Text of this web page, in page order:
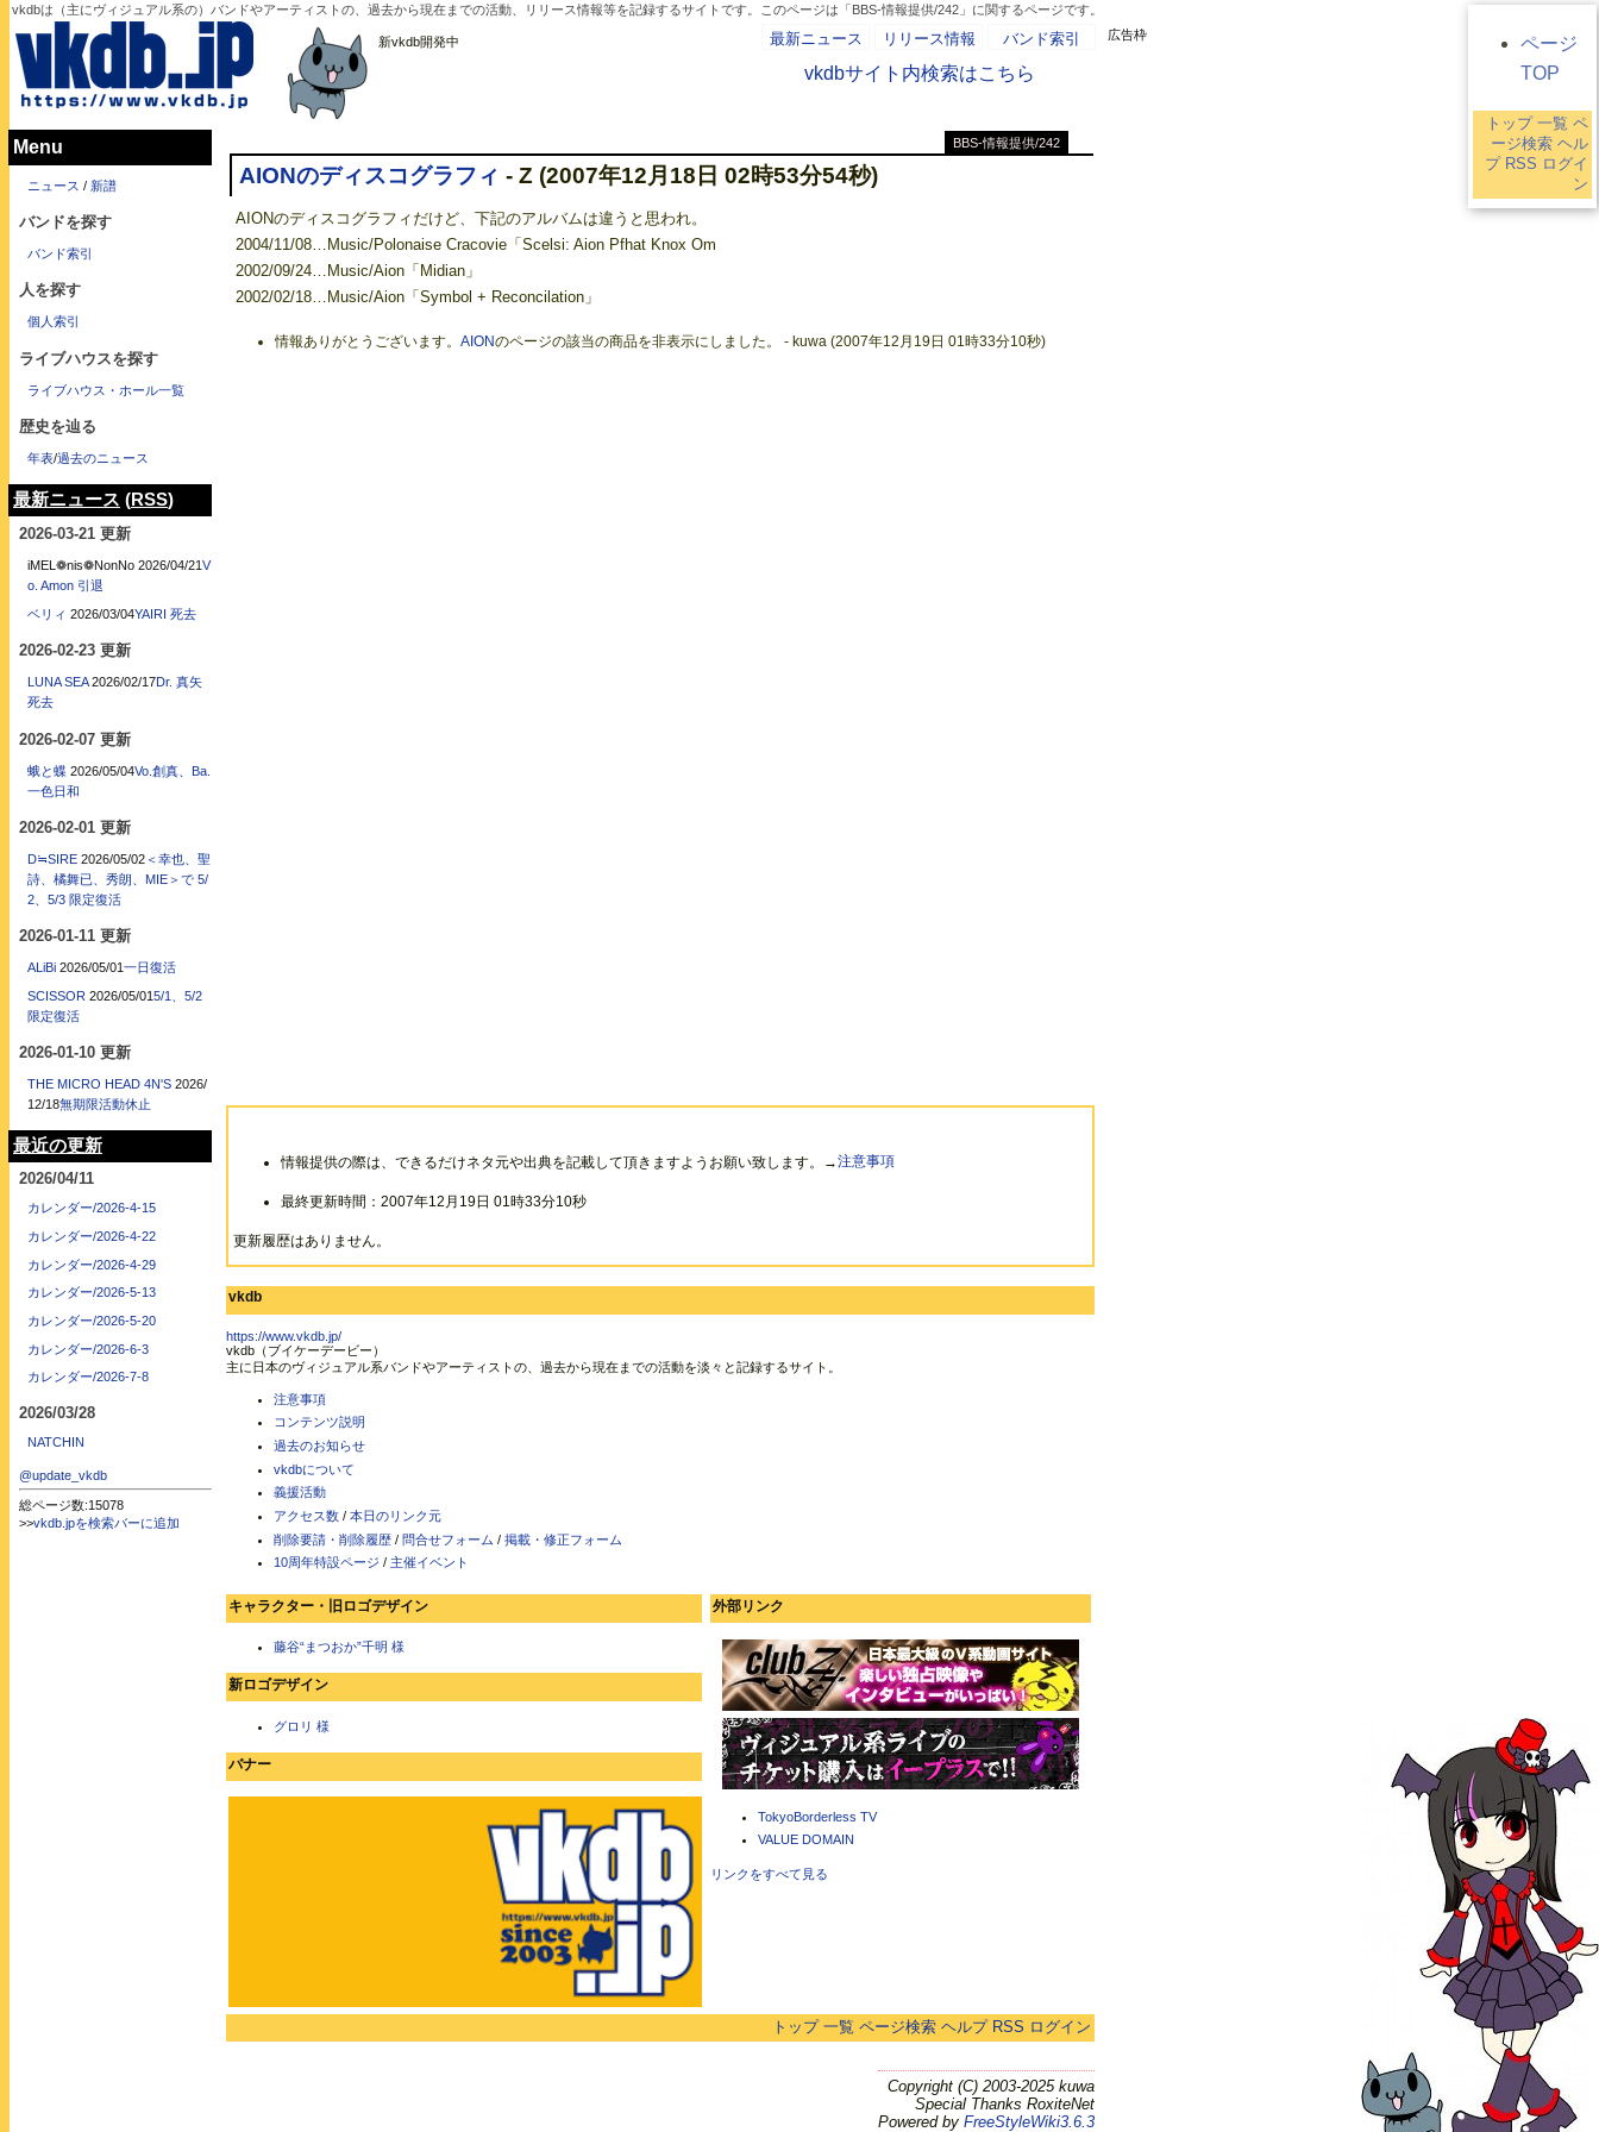
vkdbは（主にヴィジュアル系の）バンドやアーティストの、過去から現在までの活動、リリース情報等を記録するサイトです。このページは「BBS-情報提供/242」に関するページです。
新vkdb開発中 最新ニュース リリース情報 バンド索引
vkdbサイト内検索はこちら
BBS-情報提供/242
AIONのディスコグラフィ - Z (2007年12月18日 02時53分54秒)
AIONのディスコグラフィだけど、下記のアルバムは違うと思われ。
2004/11/08…Music/Polonaise Cracovie「Scelsi: Aion Pfhat Knox Om
2002/09/24…Music/Aion「Midian」
2002/02/18…Music/Aion「Symbol + Reconcilation」
情報ありがとうございます。 AIONのページの該当の商品を非表示にしました。 - kuwa (2007年12月19日 01時33分10秒)
情報提供の際は、できるだけネタ元や出典を記載して頂きますようお願い致します。→注意事項
最終更新時間：2007年12月19日 01時33分10秒
更新履歴はありません。
vkdb
https://www.vkdb.jp/
vkdb（ブイケーデービー）
主に日本のヴィジュアル系バンドやアーティストの、過去から現在までの活動を淡々と記録するサイト。
注意事項
コンテンツ説明
過去のお知らせ
vkdbについて
義援活動
アクセス数 / 本日のリンク元
削除要請・削除履歴 / 問合せフォーム / 掲載・修正フォーム
10周年特設ページ / 主催イベント
キャラクター・旧ロゴデザイン
藤谷“まつおか”千明 様
新ロゴデザイン
グロリ 様
バナー
外部リンク
TokyoBorderless TV
VALUE DOMAIN
リンクをすべて見る
トップ 一覧 ページ検索 ヘルプ RSS ログイン
Copyright (C) 2003-2025 kuwa
Special Thanks RoxiteNet
Powered by FreeStyleWiki3.6.3
広告枠
Menu
ニュース / 新譜
バンドを探す
バンド索引
人を探す
個人索引
ライブハウスを探す
ライブハウス・ホール一覧
歴史を辿る
年表/過去のニュース
最新ニュース (RSS)
2026-03-21 更新
iMEL❁nis❁NonNo 2026/04/21 V
o. Amon 引退
ベリィ 2026/03/04YAIRI 死去
2026-02-23 更新
LUNA SEA 2026/02/17Dr. 真矢
死去
2026-02-07 更新
蛾と蝶 2026/05/04Vo.創真、Ba.
一色日和
2026-02-01 更新
D≒SIRE 2026/05/02＜幸也、聖
詩、橘舞已、秀朗、MIE＞で 5/
2、5/3 限定復活
2026-01-11 更新
ALiBi 2026/05/01一日復活
SCISSOR 2026/05/015/1、5/2
限定復活
2026-01-10 更新
THE MICRO HEAD 4N'S 2026/
12/18無期限活動休止
最近の更新
2026/04/11
カレンダー/2026-4-15
カレンダー/2026-4-22
カレンダー/2026-4-29
カレンダー/2026-5-13
カレンダー/2026-5-20
カレンダー/2026-6-3
カレンダー/2026-7-8
2026/03/28
NATCHIN
@update_vkdb
総ページ数:15078
>>vkdb.jpを検索バーに追加
ページ
TOP
トップ 一覧 ペ
ージ検索 ヘル
プ RSS ログイ
ン